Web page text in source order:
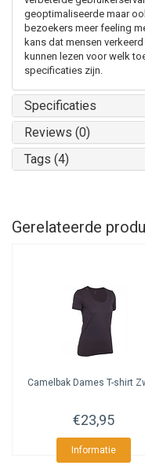
geoptimaliseerde maar
bezoekers meer feeling
kans dat mensen
kunnen lezen voor welk
specificaties zijn.
Specificaties
Reviews (0)
Tags (4)
Gerelateerde
CamelbakDames T-shirt
€23,95
Informatie